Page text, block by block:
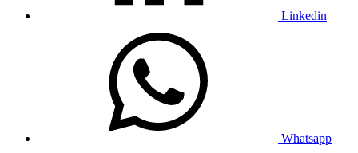
Linkedin
Whatsapp